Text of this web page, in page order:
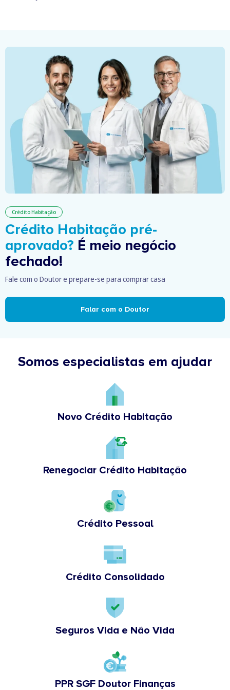
Crédito Habitação
Crédito Habitação pré-
aprovado? É meio negócio
fechado!
Fale com o Doutor e prepare-se para comprar casa
Falar com o Doutor
Somos especialistas em ajudar
Novo Crédito Habitação
Renegociar Crédito Habitação
Crédito Pessoal
Crédito Consolidado
Seguros Vida e Não Vida
PPR SGF Doutor Finanças